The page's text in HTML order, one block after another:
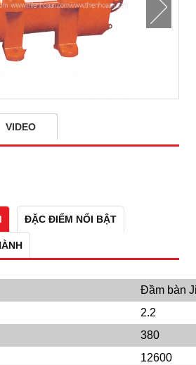
VIDEO
ĐẶC ĐIỂM NỔI BẬT
Đầm bàn
2.2
380
12600